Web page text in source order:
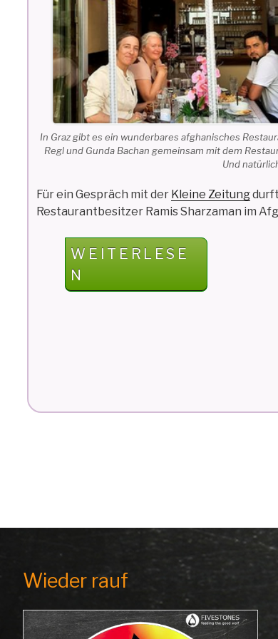
In Graz gibt es ein wunderbares afghanisches
Regl und Gunda Bachan gemeinsam mit dem
Und
Für ein Gespräch mit der Kleine Zeitung
Restaurantbesitzer Ramis Sharzaman im
„AFGHANISCHES
RESTAURANT
IN
WEITERLESE
N
Wieder rauf